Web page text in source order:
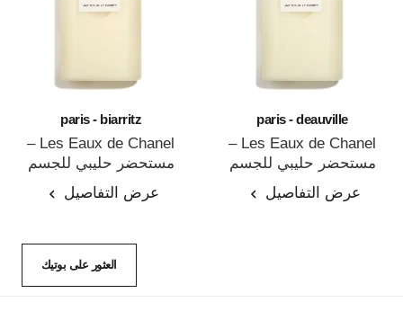
paris - deauville
Les Eaux de Chanel –
مستحضر حليبي للجسم
عرض التفاصيل
paris - biarritz
Les Eaux de Chanel –
مستحضر حليبي للجسم
عرض التفاصيل
العثور على بوتيك